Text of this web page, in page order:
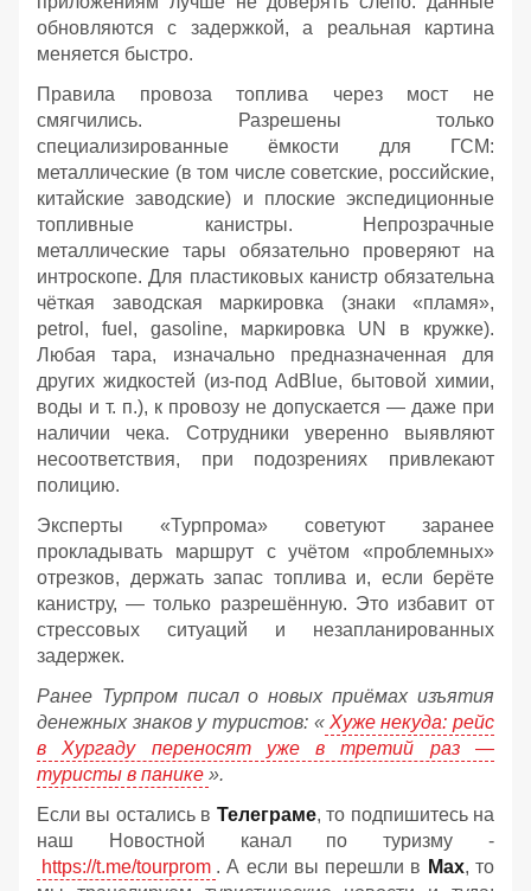
обновляются с задержкой, а реальная картина
меняется быстро.
Правила провоза топлива через мост не
смягчились. Разрешены только
специализированные ёмкости для ГСМ:
металлические (в том числе советские, российские,
китайские заводские) и плоские экспедиционные
топливные канистры. Непрозрачные
металлические тары обязательно проверяют на
интроскопе. Для пластиковых канистр обязательна
чёткая заводская маркировка (знаки «пламя»,
petrol, fuel, gasoline, маркировка UN в кружке).
Любая тара, изначально предназначенная для
других жидкостей (из‑под AdBlue, бытовой химии,
воды и т. п.), к провозу не допускается — даже при
наличии чека. Сотрудники уверенно выявляют
несоответствия, при подозрениях привлекают
полицию.
Эксперты «Турпрома» советуют заранее
прокладывать маршрут с учётом «проблемных»
отрезков, держать запас топлива и, если берёте
канистру, — только разрешённую. Это избавит от
стрессовых ситуаций и незапланированных
задержек.
Ранее Турпром писал о новых приёмах изъятия
денежных знаков у туристов: « Хуже некуда: рейс
в Хургаду переносят уже в третий раз —
туристы в панике ».
Если вы остались в Телеграме, то подпишитесь на
наш Новостной канал по туризму -
https://t.me/tourprom . А если вы перешли в Мах, то